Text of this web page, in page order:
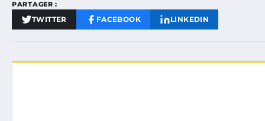
PARTAGER :
TWITTER FACEBOOK LINKEDIN